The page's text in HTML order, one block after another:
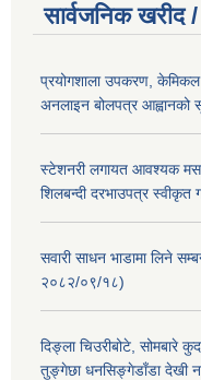
सार्वजनिक खरीद
प्रयोगशाला उपकरण, केमिकल
अनलाइन बोलपत्र आह्वानको
स्टेशनरी लगायत आवश्यक
शिलबन्दी दरभाउपत्र
सवारी साधन भाडामा लिने
२०८२/०९/१८)
दिङ्ला चिउरीबोटे, सोमबारे
तुङ्गेछा धनसिङ्गेडाँडा देखी